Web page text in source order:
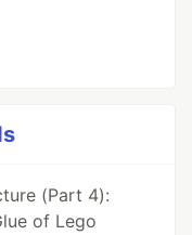
(Part 4):
of Lego